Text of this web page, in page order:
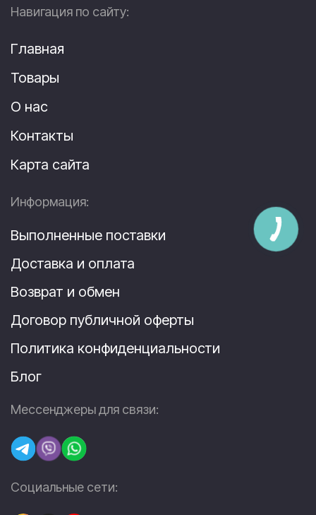
Навигация по сайту:
Главная
Товары
О нас
Контакты
Карта сайта
Информация:
Выполненные поставки
Доставка и оплата
Возврат и обмен
Договор публичной оферты
Политика конфиденциальности
Блог
Мессенджеры для связи:
Социальные сети: